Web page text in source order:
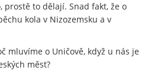
prostě to dělají. Snad fakt, že o
kola v Nizozemsku a v
mluvíme o Uničově, když u nás je
měst?